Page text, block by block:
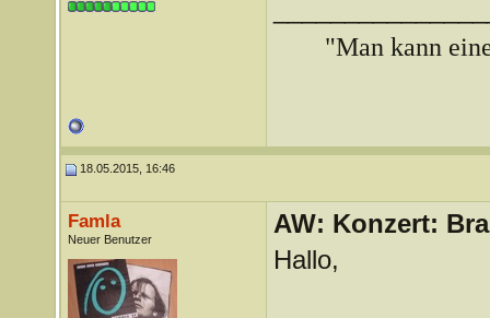
"Man kann
18.05.2015, 16:46
Famla
Neuer Benutzer
AW: Konzert:
Hallo,